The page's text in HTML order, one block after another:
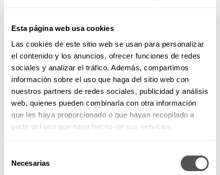
Esta página web usa cookies
Las cookies de este sitio web se usan para personalizar
el contenido y los anuncios, ofrecer funciones de redes
sociales y analizar el tráfico. Además, compartimos
información sobre el uso que haga del sitio web con
nuestros partners de redes sociales, publicidad y análisis
web, quienes pueden combinarla con otra información
que les haya proporcionado o que hayan recopilado a
partir del uso que haya hecho de sus servicios.
Necesarias